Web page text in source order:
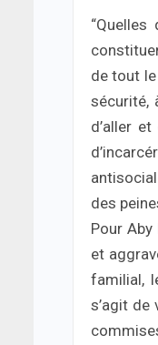
de tout
sécurité,
d’aller
des
Pour
et
familial,
s’agit de